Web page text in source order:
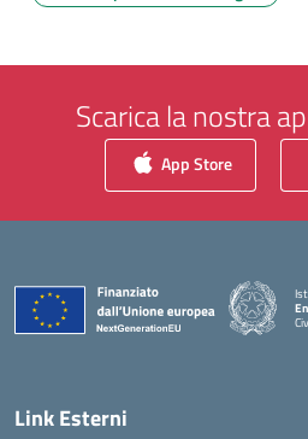
Scarica la nostra
App Store
Link Esterni